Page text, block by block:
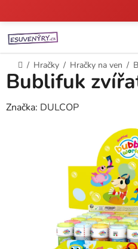
na
obsah
Domů
/ Hračky / Hračky na ven /
Bublifuk
Značka: DULCOP